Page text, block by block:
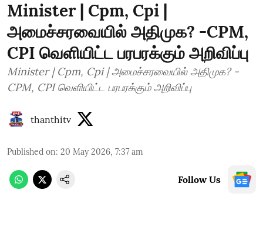
Minister | Cpm, Cpi |
அமைச்சரவையில் அதிமுக? -CPM,
CPI வெளியிட்ட பரபரக்கும் அறிவிப்பு
Minister | Cpm, Cpi | அமைச்சரவையில் அதிமுக? -
CPM, CPI வெளியிட்ட பரபரக்கும் அறிவிப்பு
thanthitv
Published on: 20 May 2026, 7:37 am
Follow Us